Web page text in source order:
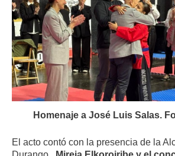
Homenaje a José Luis Salas.
El acto contó con la presencia de la